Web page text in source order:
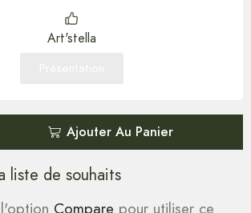
Art'stella
Ajouter Au Panier
liste de souhaits
Compare pour utiliser ce